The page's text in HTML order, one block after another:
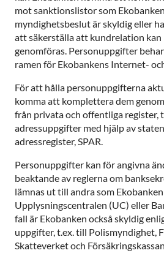
mot sanktionslistor som
myndighetsbeslut är skyldig eller
att säkerställa att kundrelation kan
genomföras. Personuppgifter
ramen för Ekobankens Internet-
För att hålla personuppgifterna
komma att komplettera dem
från privata och offentliga register,
adressuppgifter med hjälp av
adressregister, SPAR.
Personuppgifter kan för angivna
beaktande av reglerna om
lämnas ut till andra som
Upplysningscentralen (UC) eller
fall är Ekobanken också skyldig
uppgifter, t.ex. till Polismyndighet,
Skatteverket och